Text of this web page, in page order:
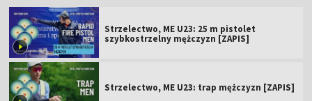
Strzelectwo, ME U23: 25 m pistolet
szybkostrzelny mężczyzn [ZAPIS]
Strzelectwo, ME U23: trap mężczyzn [ZAPIS]